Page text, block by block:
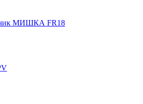
МИШКА FR18